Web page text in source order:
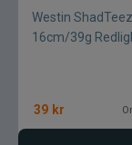
Westin ShadTeez
16cm/39g
39 kr